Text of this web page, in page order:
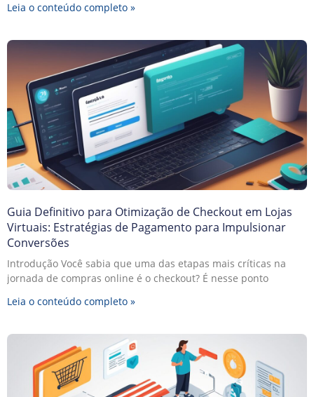
Leia o conteúdo completo »
Guia Definitivo para Otimização de Checkout em Lojas
Virtuais: Estratégias de Pagamento para Impulsionar
Conversões
Introdução Você sabia que uma das etapas mais críticas na
jornada de compras online é o checkout? É nesse ponto
Leia o conteúdo completo »